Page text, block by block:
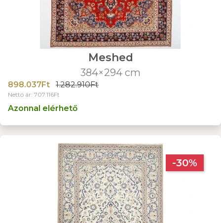
Meshed
384×294 cm
898.037Ft 1.282.910Ft
Nettó ár: 707.116Ft
Azonnal elérhető
-30%